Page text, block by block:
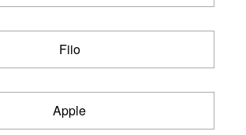
Fiio
Apple